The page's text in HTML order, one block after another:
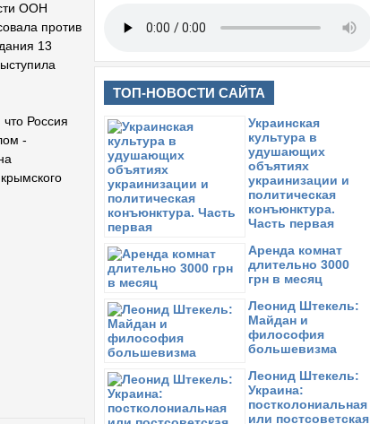
ООН
против
13
Россия
-
ТОП-НОВОСТИ САЙТА
Украинская
культура в
удушающих
объятиях
украинизации и
политическая
конъюнктура.
Часть первая
Аренда комнат
длительно 3000
грн в месяц
Леонид Штекель:
Майдан и
философия
большевизма
Леонид Штекель:
Украина:
постколониальная
или постсоветская